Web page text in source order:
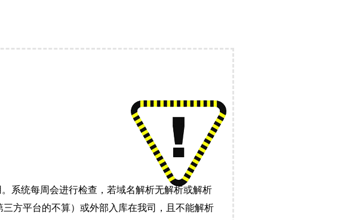
系统每周会进行检查，若域名解析无解析或解析
方平台的不算）或外部入库在我司，且不能解析